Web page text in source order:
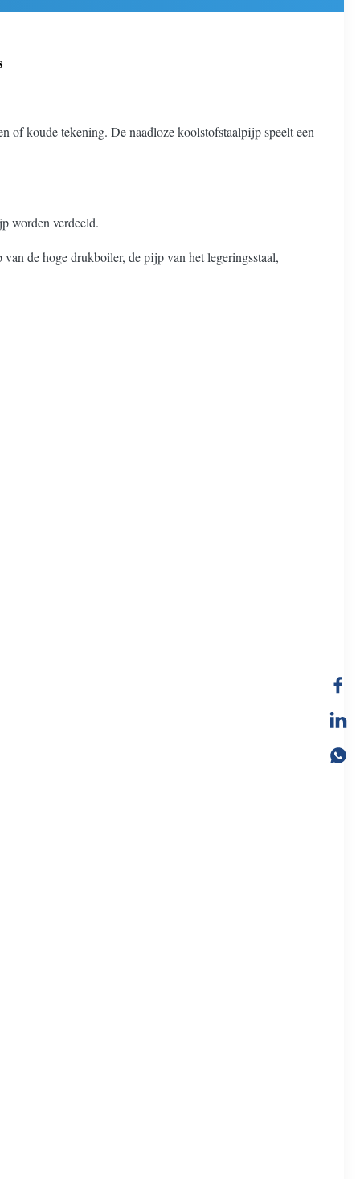
of koude tekening. De naadloze koolstofstaalpijp speelt een
worden verdeeld.
de hoge drukboiler, de pijp van het legeringsstaal,